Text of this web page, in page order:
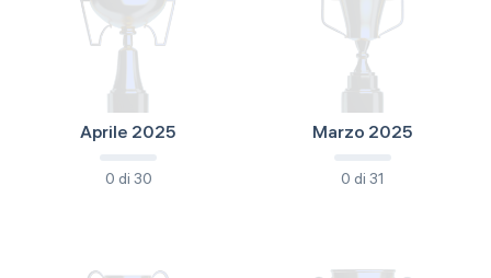
Aprile 2025
0 di 30
Marzo 2025
0 di 31